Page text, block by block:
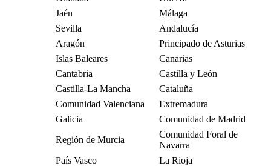
Jaén
Málaga
Sevilla
Andalucía
Aragón
Principado de Asturias
Islas Baleares
Canarias
Cantabria
Castilla y León
Castilla-La Mancha
Cataluña
Comunidad Valenciana
Extremadura
Galicia
Comunidad de Madrid
Región de Murcia
Comunidad Foral de
Navarra
País Vasco
La Rioja